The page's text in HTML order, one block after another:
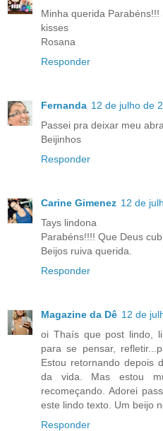
Minha querida
kisses
Rosana
Responder
Fernanda 12 de julho de
Passei pra deixar meu
Beijinhos
Responder
Carine Gimenez 12 de
Tays lindona
Parabéns!!!! Que Deus
Beijos ruiva querida.
Responder
Magazine da Dê 12 de
oi Thaís que post lindo,
para se pensar,
Estou retornando depois
da vida. Mas estou
recomeçando. Adorei
este lindo texto. Um beijo
Responder